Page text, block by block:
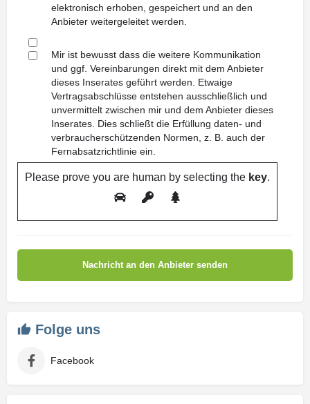
elektronisch erhoben, gespeichert und an den
Anbieter weitergeleitet werden.
Mir ist bewusst dass die weitere Kommunikation
und ggf. Vereinbarungen direkt mit dem Anbieter
dieses Inserates geführt werden. Etwaige
Vertragsabschlüsse entstehen ausschließlich und
unvermittelt zwischen mir und dem Anbieter dieses
Inserates. Dies schließt die Erfüllung daten- und
verbraucherschützenden Normen, z. B. auch der
Fernabsatzrichtlinie ein.
Please prove you are human by selecting the key.
Folge uns
Facebook